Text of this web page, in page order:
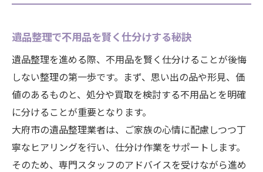
遺品整理で不用品を賢く仕分けする秘訣
遺品整理を進める際、不用品を賢く仕分けることが後悔
しない整理の第一歩です。まず、思い出の品や形見、価
値のあるものと、処分や買取を検討する不用品とを明確
に分けることが重要となります。
大府市の遺品整理業者は、ご家族の心情に配慮しつつ丁
寧なヒアリングを行い、仕分け作業をサポートします。
そのため、専門スタッフのアドバイスを受けながら進め